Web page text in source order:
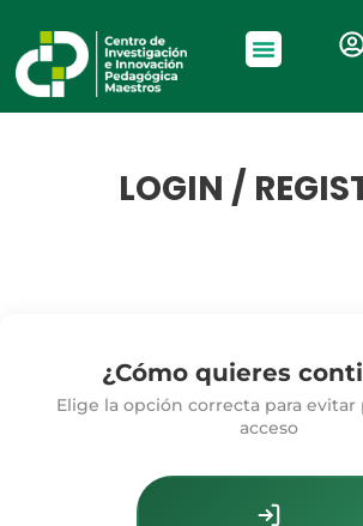
LOGIN /
¿Cómo quieres
Elige la opción correcta para
acceso